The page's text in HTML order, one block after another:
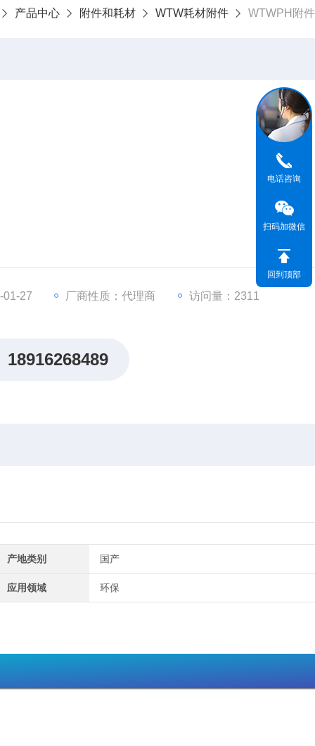
产品中心 附件和耗材 WTW耗材附件 WTWPH附
01-27 厂商性质：代理商 访问量：2311
18916268489
产地类别 国产
应用领域 环保
电话咨询
扫码加微信
回到顶部